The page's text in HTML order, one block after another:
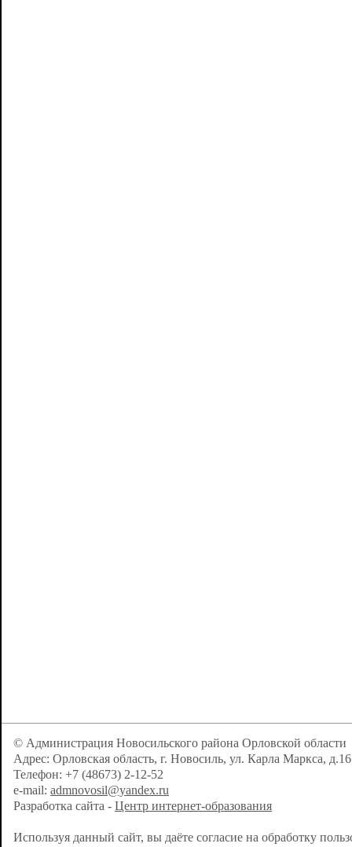
© Администрация Новосильского района Орловской области
Адрес: Орловская область, г. Новосиль, ул. Карла Маркса, д.16
Телефон: +7 (48673) 2-12-52
e-mail: admnovosil@yandex.ru
Разработка сайта - Центр интернет-образования
Используя данный сайт, вы даёте согласие на обработку